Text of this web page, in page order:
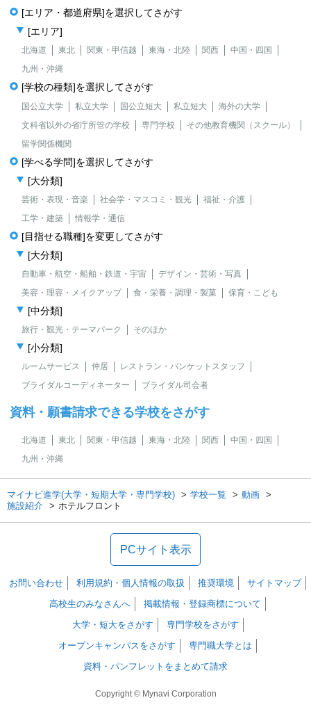
[エリア・都道府県]を選択してさがす
[エリア]
北海道 東北 関東・甲信越 東海・北陸 関西
中国・四国
九州・沖縄
[学校の種類]を選択してさがす
国公立大学 私立大学 国公立短大 私立短大
海外の大学
文科省以外の省庁所管の学校
専門学校
その他教育機関（スクール）
留学関係機関
[学べる学問]を選択してさがす
[大分類]
芸術・表現・音楽 社会学・マスコミ・観光
福祉・介護
工学・建築
情報学・通信
[目指せる職種]を変更してさがす
[大分類]
自動車・航空・船舶・鉄道・宇宙
デザイン・芸術・写真
美容・理容・メイクアップ
食・栄養・調理・製菓 保育・こども
[中分類]
旅行・観光・テーマパーク そのほか
[小分類]
ルームサービス 仲居
レストラン・バンケットスタッフ
ブライダルコーディネーター
ブライダル司会者
資料・願書請求できる学校をさがす
北海道 東北 関東・甲信越 東海・北陸 関西
中国・四国
九州・沖縄
マイナビ進学(大学・短期大学・専門学校) 学校一覧
動画
施設紹介
ホテルフロント
PCサイト表示
お問い合わせ 利用規約・個人情報の取扱 推奨環境
サイトマップ
高校生のみなさんへ
掲載情報・登録商標について
大学・短大をさがす
専門学校をさがす
オープンキャンパスをさがす
専門職大学とは
資料・パンフレットをまとめて請求
Copyright © Mynavi Corporation